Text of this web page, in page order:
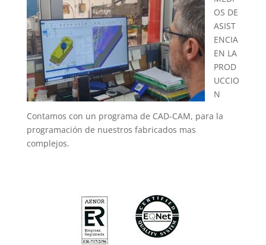
OS DE
ASIST
ENCIA
EN LA
PROD
UCCIO
N
Contamos con un programa de CAD-CAM, para la
programación de nuestros fabricados mas
complejos.